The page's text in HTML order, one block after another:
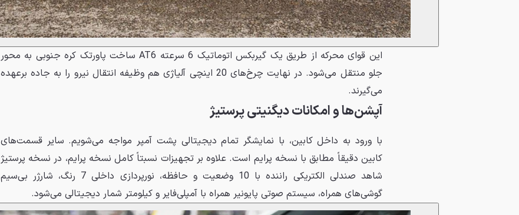
این قوای محرکه از طریق یک گیربکس اتوماتیک 6 سرعته AT6 ساخت پاورتک کره جنوبی به محور
جلو منتقل می‌شود. در نهایت چرخ‌های 20 اینچی آلیاژی هم وظیفه انتقال نیرو را به جاده برعهده
می‌گیرند.
آپشن‌ها و امکانات دیگنیتی پرستیژ
با ورود به داخل کابین، با نمایشگر تمام دیجیتالی پشت آمپر مواجه می‌شویم. سایر قسمت‌های
کابین دقیقاً مطابق با نسخه پرایم است. علاوه بر تجهیزات نسبتاً کامل نسخه پرایم، در نسخه پرستیژ
شاهد صندلی الکتریکی راننده با 10 وضعیت و حافظه، نورپردازی داخلی 7 رنگ، شارژر بی‌سیم
گوشی‌های همراه، سیستم صوتی پایونیر همراه با آمپلی‌فایر و کیلومتر شمار دیجیتالی می‌شود.